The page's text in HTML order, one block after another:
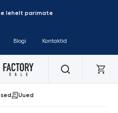
lehelt parimate
Blogi Kontaktid
Uued